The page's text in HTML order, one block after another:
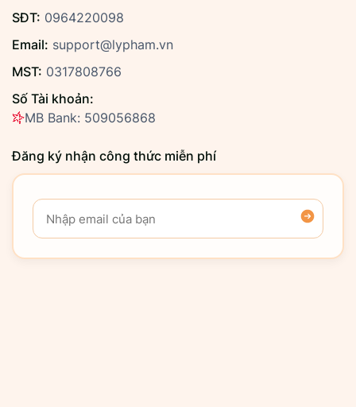
SĐT: 0964220098
Email: support@lypham.vn
MST: 0317808766
Số Tài khoản:
MB Bank: 509056868
Đăng ký nhận công thức miễn phí